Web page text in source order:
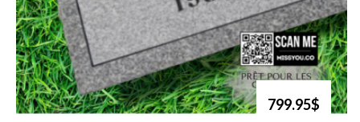
799.95$